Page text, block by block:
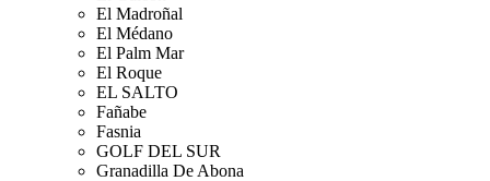
El Madroñal
El Médano
El Palm Mar
El Roque
EL SALTO
Fañabe
Fasnia
GOLF DEL SUR
Granadilla De Abona